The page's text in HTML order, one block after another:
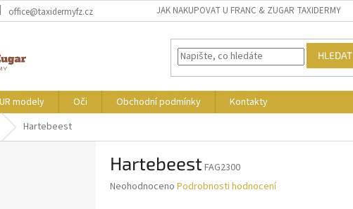
office@taxidermyfz.cz JAK NAKUPOVAT U FRANC & ZUGAR TAXIDERMY
HLEDAT
modely Oči Obchodní podmínky
Kontakty
Hartebeest
HartebeestFAG2300
Průměrné
Neohodnoceno Podrobnosti hodnocení